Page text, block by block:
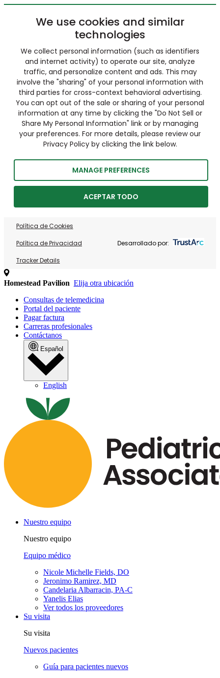
We use cookies and similar
technologies
We collect personal information (such as identifiers
and internet activity) to operate our site, analyze
traffic, and personalize content and ads. This may
involve the "sharing" of your personal information with
third parties for cross-context behavioral advertising.
You can opt out of the sale or sharing of your personal
information at any time by clicking the "Do Not Sell or
Share My Personal Information" link or by managing
your preferences. For more details, please review our
Privacy Policy by clicking the link below.
MANAGE PREFERENCES
ACEPTAR TODO
Política de Cookies
Política de Privacidad
Tracker Details
Desarrollado por:
Homestead Pavilion Elija otra ubicación
Consultas de telemedicina
Portal del paciente
Pagar factura
Carreras profesionales
Contáctanos
Español
English
Nuestro equipo
Nuestro equipo
Equipo médico
Nicole Michelle Fields, DO
Jeronimo Ramirez, MD
Candelaria Albarracin, PA-C
Yanelis Elias
Ver todos los proveedores
Su visita
Su visita
Nuevos pacientes
Guía para pacientes nuevos